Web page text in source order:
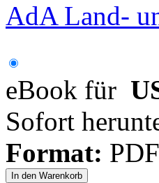
AdA Land-
eBook für
Sofort
Format:
In den Warenkorb